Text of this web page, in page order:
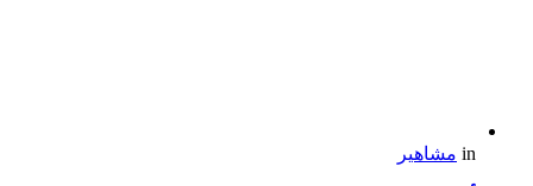
in مشاهير